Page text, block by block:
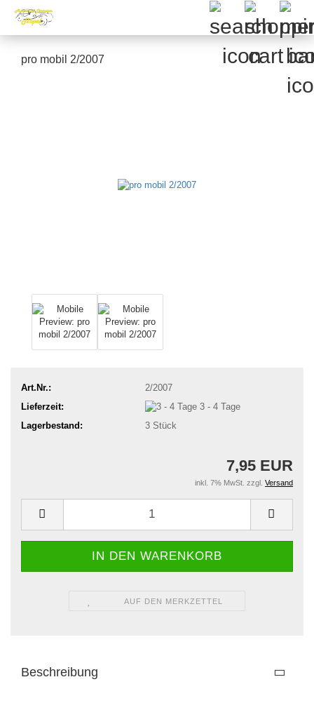
pro mobil 2/2007
Art.Nr.:
2/2007
Lieferzeit:
3 - 4 Tage
Lagerbestand:
3 Stück
7,95 EUR
inkl. 7% MwSt. zzgl. Versand
AUF DEN MERKZETTEL
Beschreibung